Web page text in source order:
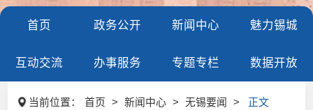
首页 政务公开 新闻中心 魅力锡城
互动交流 办事服务 专题专栏 数据开放
当前位置： 首页 > 新闻中心 > 无锡要闻 > 正文